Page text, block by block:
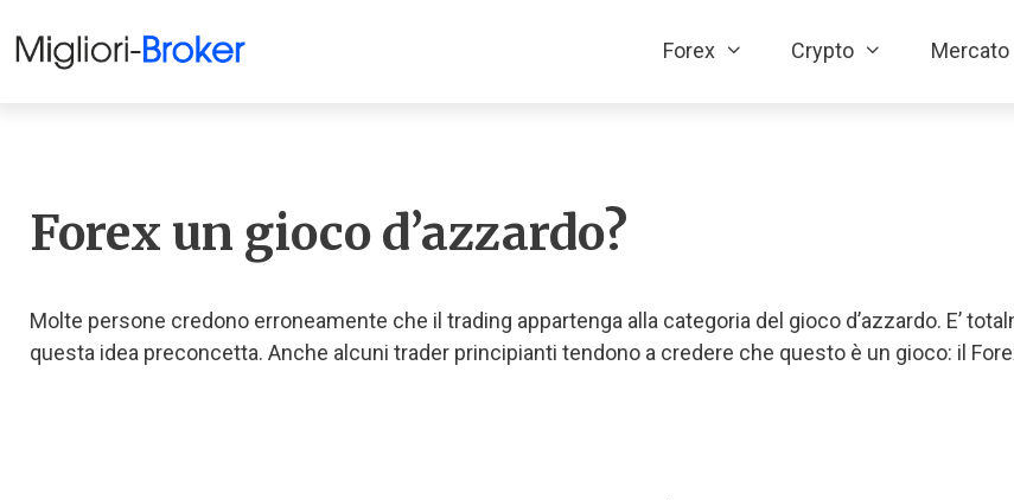
Forex Crypto Mercato
Forex un gioco d’azzardo?
Molte persone credono erroneamente che il trading appartenga alla categoria del gioco d’azzardo. E’
questa idea preconcetta. Anche alcuni trader principianti tendono a credere che questo è un gioco: il